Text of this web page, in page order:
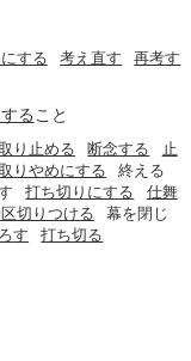
する 考え直す
再考す
る こと
り止める 断念する
止
りやめにする
終える
打ち切りにする
仕舞
切りつける
幕を閉じ
す 打ち切る